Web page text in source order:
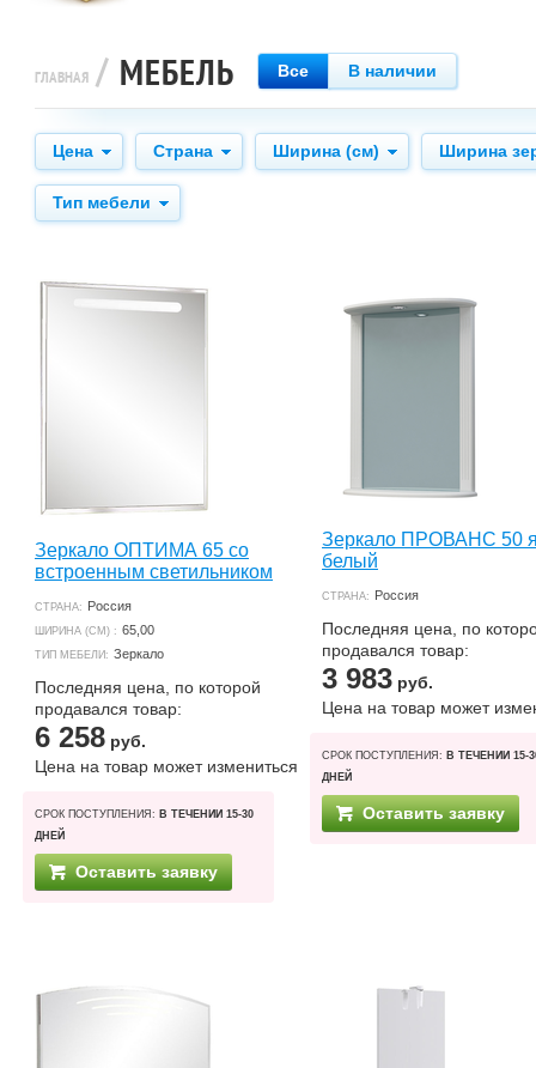
ГЛАВНАЯ / МЕБЕЛЬ Все В наличии
Цена Страна Ширина (см) Ширина
Тип мебели
Зеркало ОПТИМА 65 со
встроенным светильником
СТРАНА: Россия
ШИРИНА (СМ) : 65,00
ТИП МЕБЕЛИ: Зеркало
Последняя цена, по которой
продавался товар:
6 258 руб.
Цена на товар может измениться
СРОК ПОСТУПЛЕНИЯ: В ТЕЧЕНИИ 15-30
ДНЕЙ
Оставить заявку
Зеркало ПРОВАНС 50
белый
СТРАНА: Россия
Последняя цена, по
продавался товар:
3 983 руб.
Цена на товар может
СРОК ПОСТУПЛЕНИЯ: В ТЕЧЕНИИ 15-
ДНЕЙ
Оставить заявку